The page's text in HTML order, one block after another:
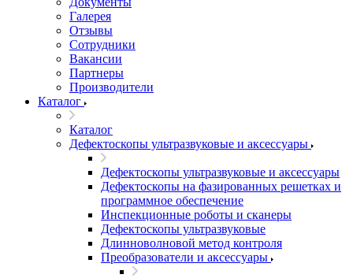
Галерея
Отзывы
Сотрудники
Вакансии
Партнеры
Производители
Каталог
Каталог
Дефектоскопы ультразвуковые и аксессуары
Дефектоскопы ультразвуковые и аксессуары
Дефектоскопы на фазированных решетках и
программное обеспечение
Инспекционные роботы и сканеры
Дефектоскопы ультразвуковые
Длинноволновой метод контроля
Преобразователи и аксессуары